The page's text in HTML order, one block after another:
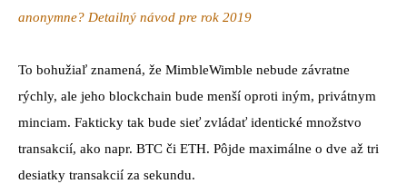
anonymne? Detailný návod pre rok 2019
To bohužiaľ znamená, že MimbleWimble nebude závratne
rýchly, ale jeho blockchain bude menší oproti iným, privátnym
minciam. Fakticky tak bude sieť zvládať identické množstvo
transakcií, ako napr. BTC či ETH. Pôjde maximálne o dve až tri
desiatky transakcií za sekundu.